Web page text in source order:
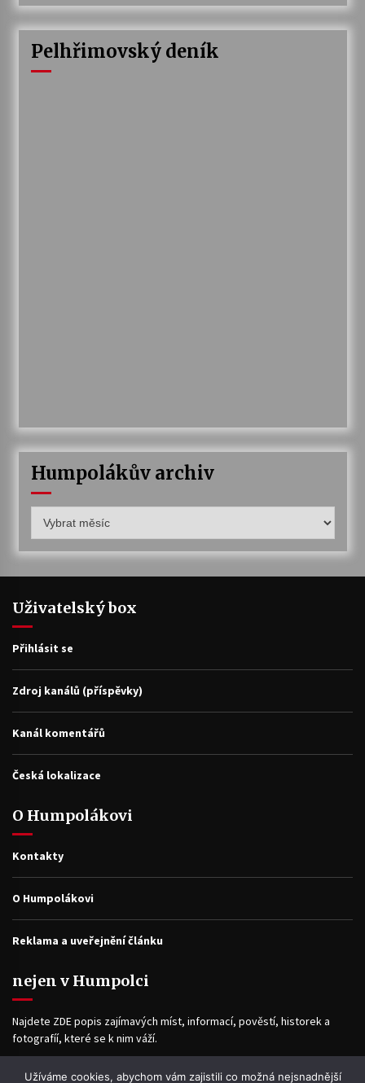
Pelhřimovský deník
Humpolákův archiv
archiv
Uživatelský box
Přihlásit se
Zdroj kanálů (příspěvky)
Kanál komentářů
Česká lokalizace
O Humpolákovi
Kontakty
O Humpolákovi
Reklama a uveřejnění článku
nejen v Humpolci
Najdete ZDE popis zajímavých míst, informací, pověstí, historek a
fotografíí, které se k nim váží.
Užíváme cookies, abychom vám zajistili co možná nejsnadnější